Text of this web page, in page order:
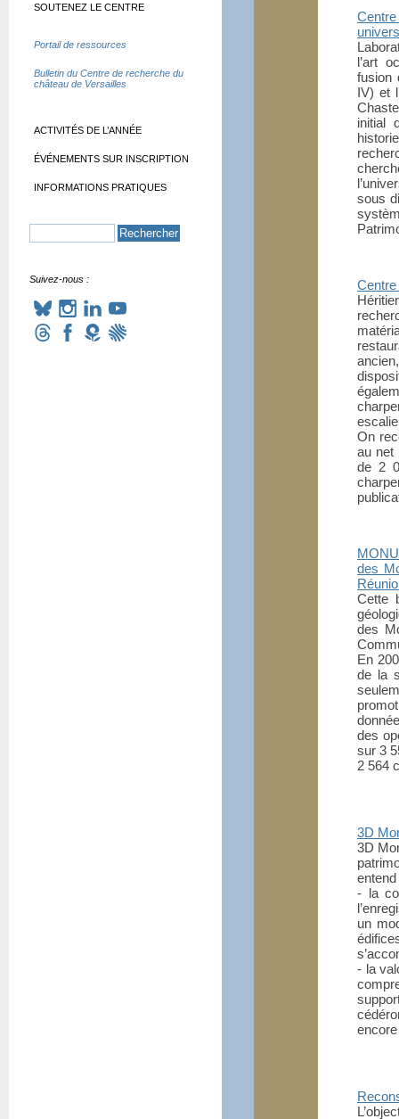
l’art
fusion
IV) et
initial
sous
On
au net
de 2
des
Cette
des
En
de la
des
sur 3
2 564
3D
3D
- la
un
- la
SOUTENEZ LE CENTRE
Portail de ressources
Bulletin du Centre de recherche du
château de Versailles
ACTIVITÉS DE L’ANNÉE
ÉVÉNEMENTS SUR INSCRIPTION
INFORMATIONS PRATIQUES
Suivez-nous :